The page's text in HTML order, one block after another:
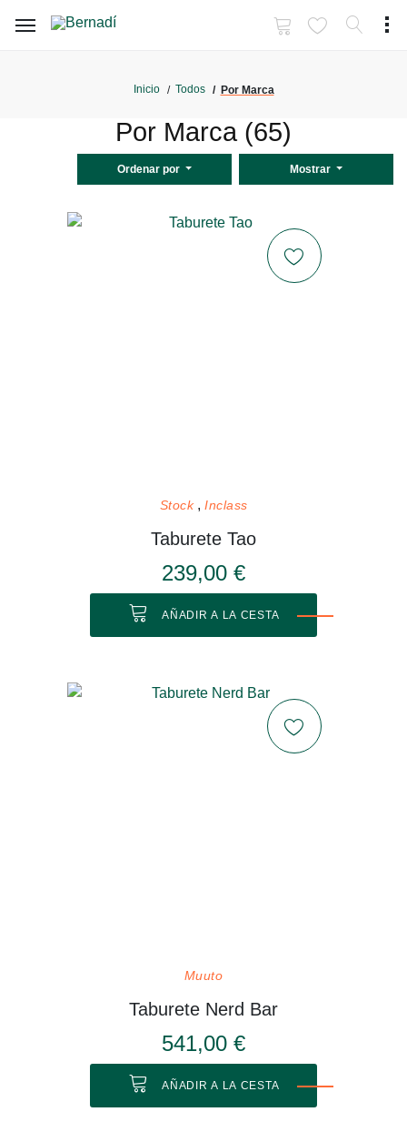
Inicio Todos Por Marca
Por Marca (65)
Ordenar por Mostrar
Stock Inclass
Taburete Tao
239,00 €
AÑADIR A LA CESTA
Muuto
Taburete Nerd Bar
541,00 €
AÑADIR A LA CESTA